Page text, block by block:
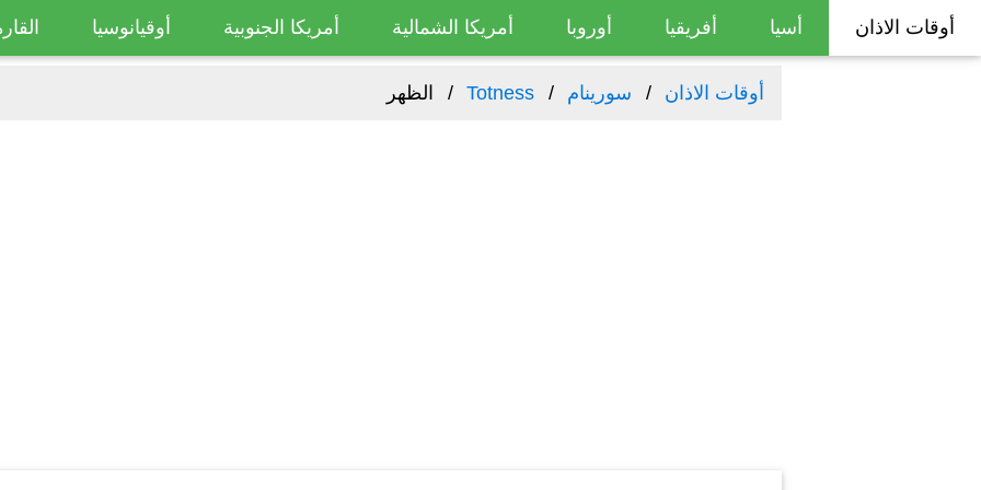
أوقات الاذان أسيا أفريقيا أوروبا أمريكا الشمالية أمريكا الجنوبية أوقيانوسيا
أوقات الاذان سورينام Totness الظهر